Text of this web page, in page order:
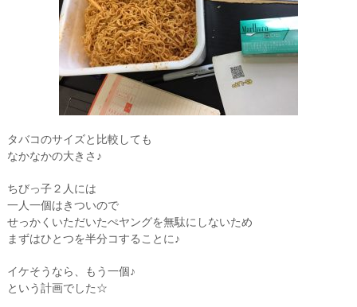
タバコのサイズと比較しても
なかなかの大きさ♪
ちびっ子２人には
一人一個はきついので
せっかくいただいたぺヤングを無駄にしないため
まずはひとつを半分コすることに♪
イケそうなら、もう一個♪
という計画でした☆